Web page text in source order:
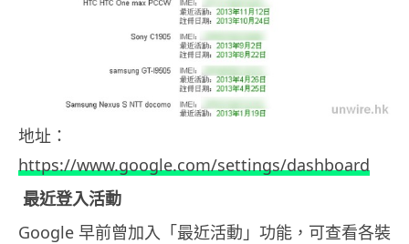
地址：
https://www.google.com/settings/dashboard
最近登入活動
Google 早前曾加入「最近活動」功能，可查看各裝